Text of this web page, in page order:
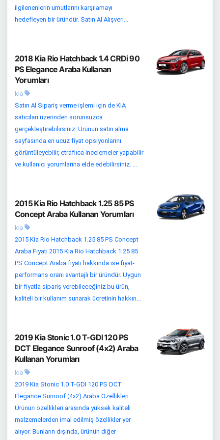
ilgilenenlerin umutlarını karşılamayı
hedefleyen bir üründür. Satın Al Alışveri...
2018 Kia Rio Hatchback 1.4 CRDi 90
PS Elegance Araba Kullanan
Yorumları
kia
Satın Al Sipariş verme işlemi için de KIA
satıcıları üzerinden sorunsuzca
gerçekleştirebilirsiniz. Ürünün satın alma
sayfasında en ucuz fiyat opsiyonlarını
görüntüleyebilir, etraflıca incelemeler yapabilir
ve kullanıcı yorumlarına elde edebilirsiniz. ...
2015 Kia Rio Hatchback 1.25 85 PS
Concept Araba Kullanan Yorumları
kia
2015 Kia Rio Hatchback 1.25 85 PS Concept
Araba Fiyatı 2015 Kia Rio Hatchback 1.25 85
PS Concept Araba fiyatı hakkında ise fiyat-
performans oranı avantajlı bir üründür. Uygun
bir fiyatla sipariş verebileceğiniz bu ürün,
kaliteli bir kullanım sunarak ücretinin hakkın...
2019 Kia Stonic 1.0 T-GDI 120 PS
DCT Elegance Sunroof (4x2) Araba
Kullanan Yorumları
kia
2019 Kia Stonic 1.0 T-GDI 120 PS DCT
Elegance Sunroof (4x2) Araba Özellikleri
Ürünün özellikleri arasında yüksek kaliteli
malzemelerden imal edilmiş özellikler yer
alıyor. Bunların dışında, ürünün diğer